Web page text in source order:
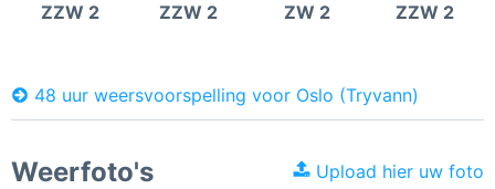
ZZW 2 ZZW 2 ZW 2 ZZW 2
48 uur weersvoorspelling voor Oslo (Tryvann)
Weerfoto's Upload hier uw foto